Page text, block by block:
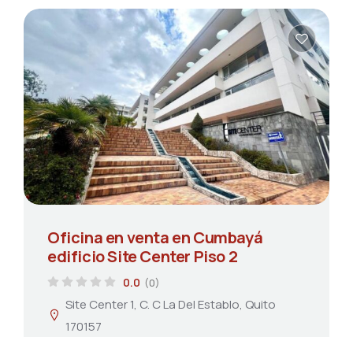
Oficina en venta en Cumbayá
edificio Site Center Piso 2
0.0 (0)
Site Center 1, C. C La Del Establo, Quito
170157